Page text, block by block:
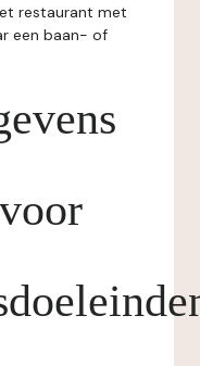
restaurant met
een baan- of